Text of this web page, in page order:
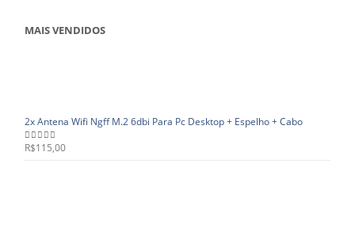
MAIS VENDIDOS
2x Antena Wifi Ngff M.2 6dbi Para Pc Desktop + Espelho + Cabo
0out of 5
R$115,00